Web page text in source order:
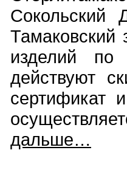
изделий по
действуют
сертификат
дальше…